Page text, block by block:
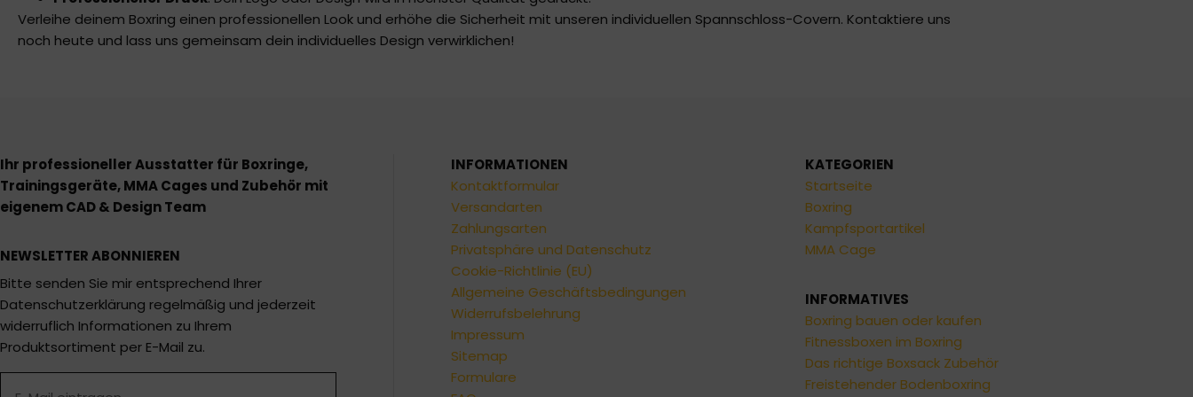
Verleihe deinem Boxring einen professionellen Look und erhöhe die Sicherheit mit unseren individuellen Spannschloss-Covern. Kontaktiere uns
noch heute und lass uns gemeinsam dein individuelles Design verwirklichen!
Ihr professioneller Ausstatter für Boxringe,
Trainingsgeräte, MMA Cages und Zubehör mit
eigenem CAD & Design Team
NEWSLETTER ABONNIEREN
Bitte senden Sie mir entsprechend Ihrer
Datenschutzerklärung regelmäßig und jederzeit
widerruflich Informationen zu Ihrem
Produktsortiment per E-Mail zu.
INFORMATIONEN
Kontaktformular
Versandarten
Zahlungsarten
Privatsphäre und Datenschutz
Cookie-Richtlinie (EU)
Allgemeine Geschäftsbedingungen
Widerrufsbelehrung
Impressum
Sitemap
Formulare
KATEGORIEN
Startseite
Boxring
Kampfsportartikel
MMA Cage
INFORMATIVES
Boxring bauen oder kaufen
Fitnessboxen im Boxring
Das richtige Boxsack Zubehör
Freistehender Bodenboxring